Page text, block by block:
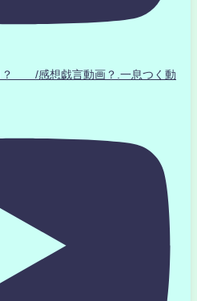
？ /感想戯言動画？.一息つく動